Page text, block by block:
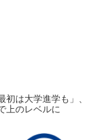
初は大学進学も」、
上のレベルに